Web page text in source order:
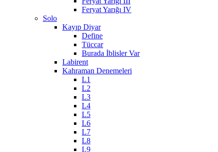
Feryat Yarığı IV
Solo
Kayıp Diyar
Define
Tüccar
Burada İblisler Var
Labirent
Kahraman Denemeleri
L1
L2
L3
L4
L5
L6
L7
L8
L9